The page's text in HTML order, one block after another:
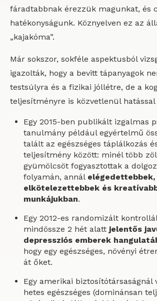
fáradtabbnak érezzük magunkat, és
hatékonyságunk. Köznyelven ez az
„kajakóma”.
Már sokszor, sokféle aspektusból
igazolták, hogy a bevitt tápanyagok
testsúlyra és a fizikai jóllétre, de a
teljesítményre is közvetlenül hatással
Egy 2015-ben publikált izgalmas
tanulmány például egyértelmű
talált az egészséges táplálkozás
teljesítmény között: minél több
gyümölcsöt fogyasztottak a
folyamán, annál elégedettebbek,
elkötelezettebbek és
munkájukban.
Egy 2012-es randomizált
mindössze 2 hét alatt jelentős
depressziós emberek
hogy egy egészséges, növényi
át őket.
Egy amerikai biztosítótársaságnál
hetes egészséges (dominánsan